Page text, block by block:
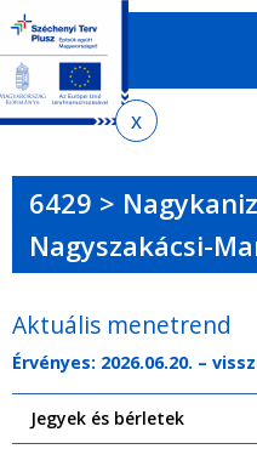
menetrendkeresőhöz
almenühöz
tartalomra
oldaltérképre
6429 >
Nagyszakácsi-
Aktuális menetrend
Érvényes: 2026.06.20. –
Jegyek és bérletek